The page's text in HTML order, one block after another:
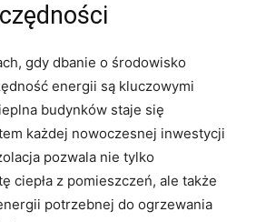
gdy dbanie o środowisko
energii⁤ są kluczowymi
budynków staje się
każdej nowoczesnej inwestycji
pozwala nie tylko
‌ciepła z pomieszczeń,‌ ale także
potrzebnej do ogrzewania⁤